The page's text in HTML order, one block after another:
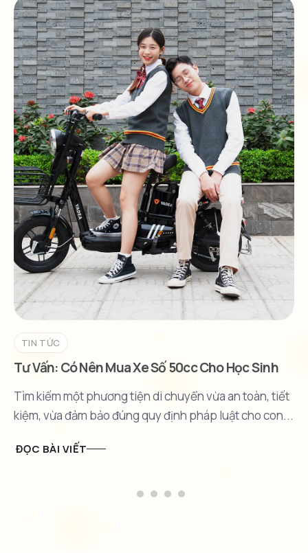
TIN TỨC
Tư Vấn: Có Nên Mua Xe Số 50cc Cho Học Sinh
Tìm kiếm một phương tiện di chuyển vừa an toàn, tiết
kiệm, vừa đảm bảo đúng quy định pháp luật cho con...
ĐỌC BÀI VIẾT